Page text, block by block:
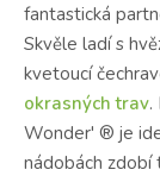
fantastická
Skvěle ladí s
kvetoucí
okrasných trav.
Wonder' ® je
nádobách zdobí